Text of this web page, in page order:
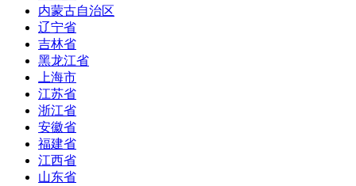
内蒙古自治区
辽宁省
吉林省
黑龙江省
上海市
江苏省
浙江省
安徽省
福建省
江西省
山东省